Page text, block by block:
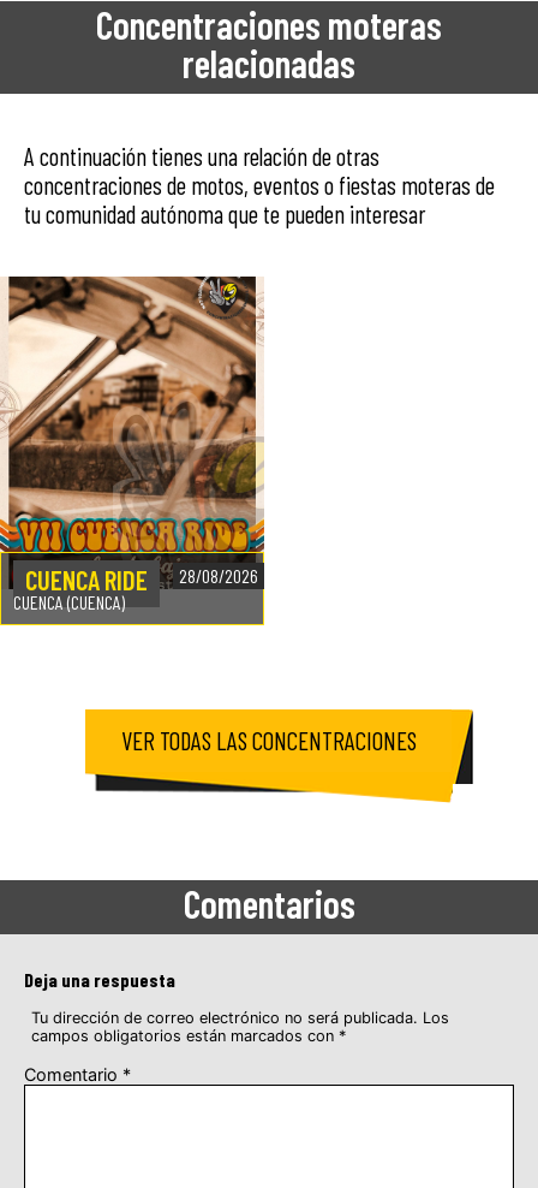
Concentraciones moteras
relacionadas
A continuación tienes una relación de otras
concentraciones de motos, eventos o fiestas moteras de
tu comunidad autónoma que te pueden interesar
CUENCA RIDE
CUENCA (CUENCA)
28/08/2026
VER TODAS LAS CONCENTRACIONES
Comentarios
Deja una respuesta
Tu dirección de correo electrónico no será publicada. Los
campos obligatorios están marcados con *
Comentario *